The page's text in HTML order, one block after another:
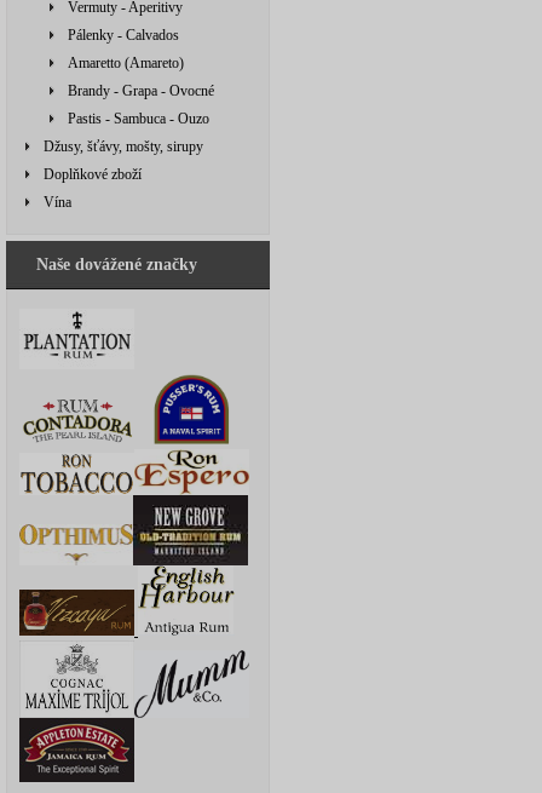
Vermuty - Aperitivy
Pálenky - Calvados
Amaretto (Amareto)
Brandy - Grapa - Ovocné
Pastis - Sambuca - Ouzo
Džusy, šťávy, mošty, sirupy
Doplňkové zboží
Vína
Naše dovážené značky